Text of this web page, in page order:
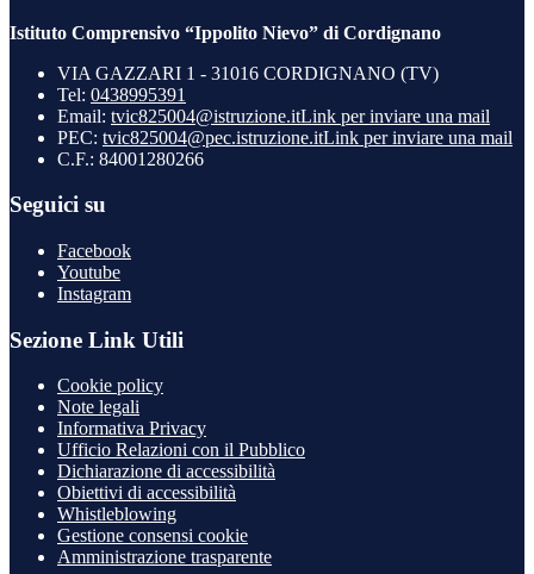
Istituto Comprensivo “Ippolito Nievo” di Cordignano
VIA GAZZARI 1 - 31016 CORDIGNANO (TV)
Tel: 0438995391
Email: tvic825004@istruzione.itLink per inviare una mail
PEC: tvic825004@pec.istruzione.itLink per inviare una mail
C.F.: 84001280266
Seguici su
Facebook
Youtube
Instagram
Sezione Link Utili
Cookie policy
Note legali
Informativa Privacy
Ufficio Relazioni con il Pubblico
Dichiarazione di accessibilità
Obiettivi di accessibilità
Whistleblowing
Gestione consensi cookie
Amministrazione trasparente